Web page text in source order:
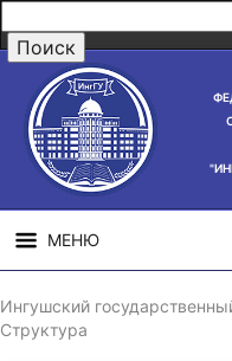
МЕНЮ
СВЕДЕНИЯ ОБ
ОБРАЗОВАТЕЛЬНОЙ
ОРГАНИЗАЦИИ
Ингушский
Структура